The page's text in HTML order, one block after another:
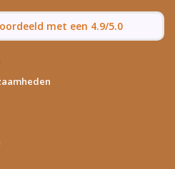
met een 4.9/5.0